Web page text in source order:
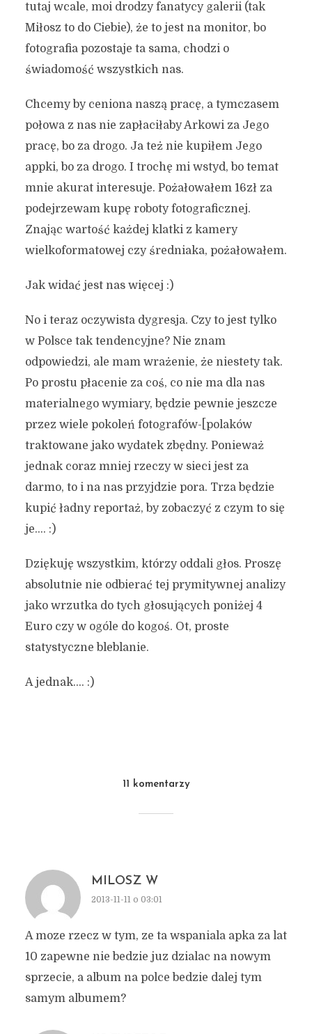
tutaj wcale, moi drodzy fanatycy galerii (tak
Miłosz to do Ciebie), że to jest na monitor, bo
fotografia pozostaje ta sama, chodzi o
świadomość wszystkich nas.
Chcemy by ceniona naszą pracę, a tymczasem
połowa z nas nie zapłaciłaby Arkowi za Jego
pracę, bo za drogo. Ja też nie kupiłem Jego
appki, bo za drogo. I trochę mi wstyd, bo temat
mnie akurat interesuje. Pożałowałem 16zł za
podejrzewam kupę roboty fotograficznej.
Znając wartość każdej klatki z kamery
wielkoformatowej czy średniaka, pożałowałem.
Jak widać jest nas więcej :)
No i teraz oczywista dygresja. Czy to jest tylko
w Polsce tak tendencyjne? Nie znam
odpowiedzi, ale mam wrażenie, że niestety tak.
Po prostu płacenie za coś, co nie ma dla nas
materialnego wymiary, będzie pewnie jeszcze
przez wiele pokoleń fotografów-[polaków
traktowane jako wydatek zbędny. Ponieważ
jednak coraz mniej rzeczy w sieci jest za
darmo, to i na nas przyjdzie pora. Trza będzie
kupić ładny reportaż, by zobaczyć z czym to się
je…. :)
Dziękuję wszystkim, którzy oddali głos. Proszę
absolutnie nie odbierać tej prymitywnej analizy
jako wrzutka do tych głosujących poniżej 4
Euro czy w ogóle do kogoś. Ot, proste
statystyczne bleblanie.
A jednak…. :)
11 komentarzy
MILOSZ W
2013-11-11 o 03:01
A moze rzecz w tym, ze ta wspaniala apka za lat
10 zapewne nie bedzie juz dzialac na nowym
sprzecie, a album na polce bedzie dalej tym
samym albumem?